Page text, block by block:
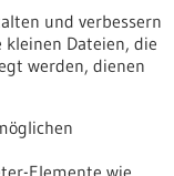
und verbessern
kleinen Dateien, die
werden, dienen
Elemente wie